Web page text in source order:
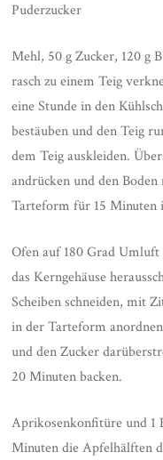
Puderzucker
Mehl, 50 g Zucker, 120 g
rasch zu einem Teig
eine Stunde in den
bestäuben und den Teig
dem Teig auskleiden.
andrücken und den
Tarteform für 15 Minuten
Ofen auf 180 Grad
das Kerngehäuse
Scheiben schneiden, mit
in der Tarteform
und den Zucker
20 Minuten backen.
Aprikosenkonfitüre und 1
Minuten die Apfelhälften